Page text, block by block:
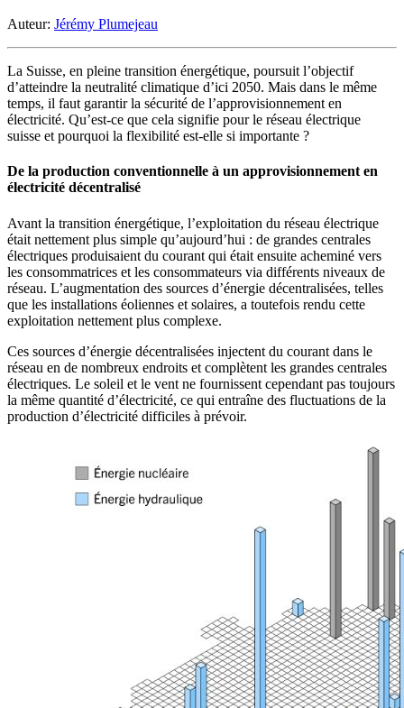
Auteur: Jérémy Plumejeau
La Suisse, en pleine transition énergétique, poursuit l’objectif
d’atteindre la neutralité climatique d’ici 2050. Mais dans le même
temps, il faut garantir la sécurité de l’approvisionnement en
électricité. Qu’est-ce que cela signifie pour le réseau électrique
suisse et pourquoi la flexibilité est-elle si importante ?
De la production conventionnelle à un approvisionnement en
électricité décentralisé
Avant la transition énergétique, l’exploitation du réseau électrique
était nettement plus simple qu’aujourd’hui : de grandes centrales
électriques produisaient du courant qui était ensuite acheminé vers
les consommatrices et les consommateurs via différents niveaux de
réseau. L’augmentation des sources d’énergie décentralisées, telles
que les installations éoliennes et solaires, a toutefois rendu cette
exploitation nettement plus complexe.
Ces sources d’énergie décentralisées injectent du courant dans le
réseau en de nombreux endroits et complètent les grandes centrales
électriques. Le soleil et le vent ne fournissent cependant pas toujours
la même quantité d’électricité, ce qui entraîne des fluctuations de la
production d’électricité difficiles à prévoir.